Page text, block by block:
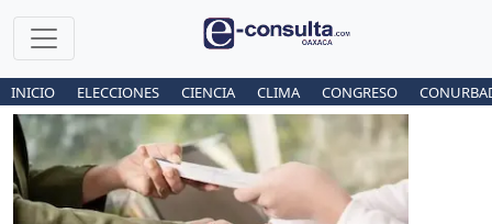
INICIO ELECCIONES CIENCIA CLIMA CONGRESO